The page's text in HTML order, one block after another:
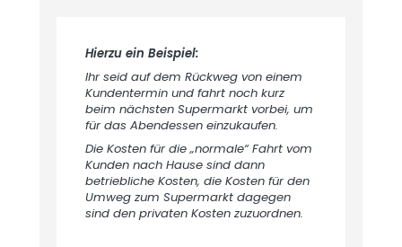
Hierzu ein Beispiel:
Ihr seid auf dem Rückweg von einem
Kundentermin und fahrt noch kurz
beim nächsten Supermarkt vorbei, um
für das Abendessen einzukaufen.
Die Kosten für die „normale“ Fahrt vom
Kunden nach Hause sind dann
betriebliche Kosten, die Kosten für den
Umweg zum Supermarkt dagegen
sind den privaten Kosten zuzuordnen.